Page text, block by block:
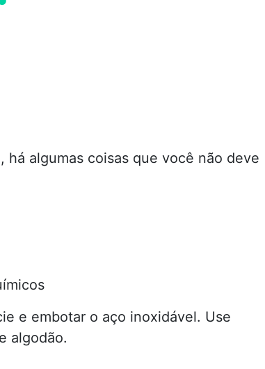
algumas coisas que você não deve
e embotar o aço inoxidável. Use
algodão.